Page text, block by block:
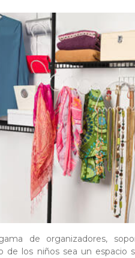
de organizadores,
de los niños sea un espacio